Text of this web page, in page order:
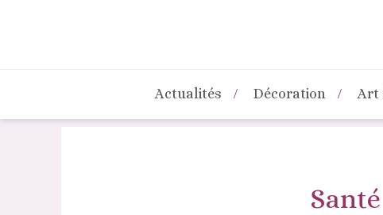
Actualités Décoration Art